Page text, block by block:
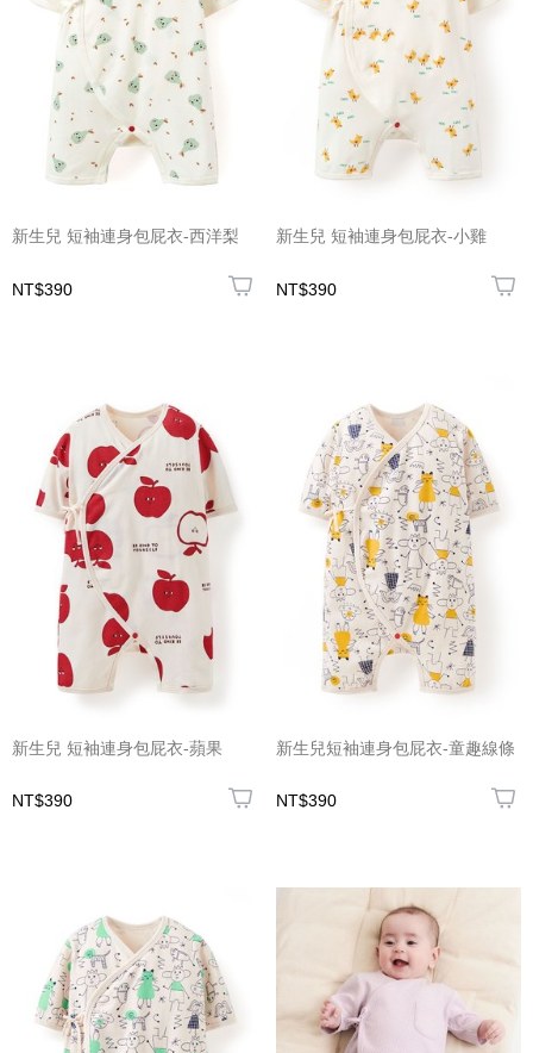
新生兒 短袖連身包屁衣-西洋梨
NT$390
新生兒 短袖連身包屁衣-小雞
NT$390
新生兒 短袖連身包屁衣-蘋果
NT$390
新生兒短袖連身包屁衣-童趣線條
NT$390